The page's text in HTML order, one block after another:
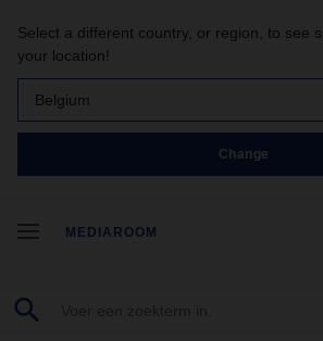
Select a different country, or region, to see
your location!
Belgium
Change
MEDIAROOM